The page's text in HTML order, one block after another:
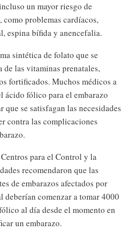
un mayor riesgo de
como problemas cardíacos,
espina bífida y anencefalia.
sintética de folato que se
de las vitaminas prenatales,
fortificados. Muchos médicos a
ácido fólico para el embarazo
que se satisfagan las necesidades
contra las complicaciones
para el Control y la
recomendaron que las
de embarazos afectados por
deberían comenzar a tomar 4000
al día desde el momento en
un embarazo.